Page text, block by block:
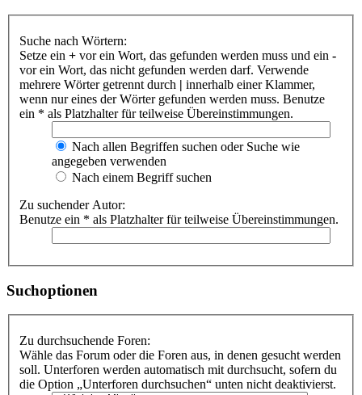
Suche nach Wörtern:
Setze ein + vor ein Wort, das gefunden werden muss und ein -
vor ein Wort, das nicht gefunden werden darf. Verwende
mehrere Wörter getrennt durch | innerhalb einer Klammer,
wenn nur eines der Wörter gefunden werden muss. Benutze
ein * als Platzhalter für teilweise Übereinstimmungen.
Nach allen Begriffen suchen oder Suche wie
angegeben verwenden
Nach einem Begriff suchen
Zu suchender Autor:
Benutze ein * als Platzhalter für teilweise Übereinstimmungen.
Suchoptionen
Zu durchsuchende Foren:
Wähle das Forum oder die Foren aus, in denen gesucht werden
soll. Unterforen werden automatisch mit durchsucht, sofern du
die Option „Unterforen durchsuchen“ unten nicht deaktivierst.